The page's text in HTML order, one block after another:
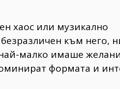
хаос или музикално
към него,
малко имаше
формата и